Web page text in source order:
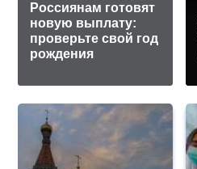
Россиянам готовят
новую выплату:
проверьте свой год
рождения